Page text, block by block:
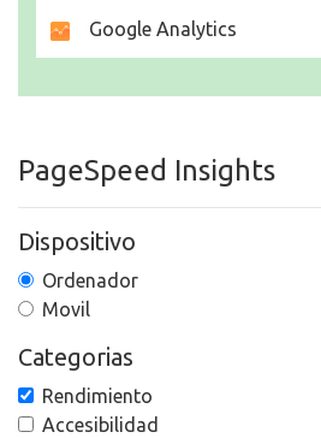
Google Analytics
PageSpeed Insights
Dispositivo
Ordenador
Movil
Categorias
Rendimiento
Accesibilidad